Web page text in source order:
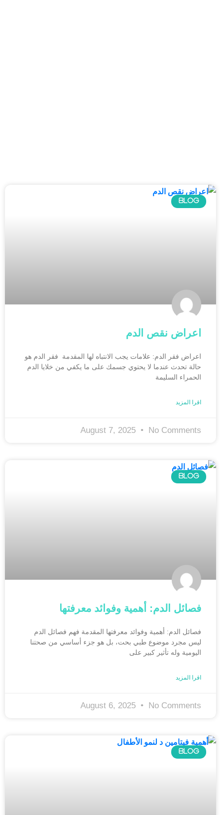
BLOG
اعراض نقص الدم
اعراض فقر الدم: علامات يجب الانتباه لها المقدمة فقر الدم هو
حالة تحدث عندما لا يحتوي جسمك على ما يكفي من خلايا الدم
الحمراء السليمة
اقرا المزيد
August 7, 2025 No Comments
BLOG
فصائل الدم: أهمية وفوائد معرفتها
فصائل الدم: أهمية وفوائد معرفتها المقدمة فهم فصائل الدم
ليس مجرد موضوع طبي بحت، بل هو جزء أساسي من صحتنا
اليومية وله تأثير كبير على
اقرا المزيد
August 6, 2025 No Comments
BLOG